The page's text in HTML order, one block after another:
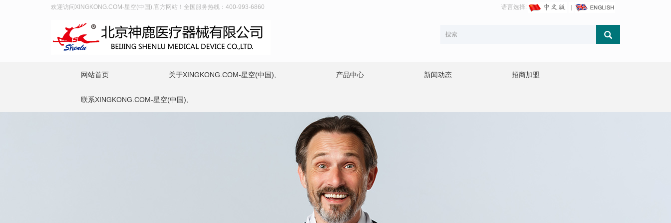
欢迎访问XINGKONG.COM-星空(中国),官方网站！全国服务热线：400-993-6860 语言选择:
网站首页 关于XINGKONG.COM-星空(中国), 产品中心 新闻动态 招商加盟
联系XINGKONG.COM-星空(中国),